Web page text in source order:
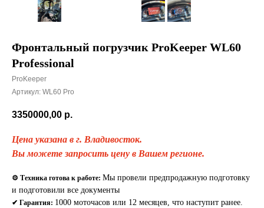
Фронтальный погрузчик ProKeeper WL60
Professional
ProKeeper
Артикул: WL60 Pro
3350000,00 р.
Цена указана в г. Владивосток.
Вы можете запросить цену в Вашем регионе.
⚙ Техника готова к работе: Мы провели предпродажную подготовку
и подготовили все документы
✔ Гарантия: 1000 моточасов или 12 месяцев, что наступит ранее.